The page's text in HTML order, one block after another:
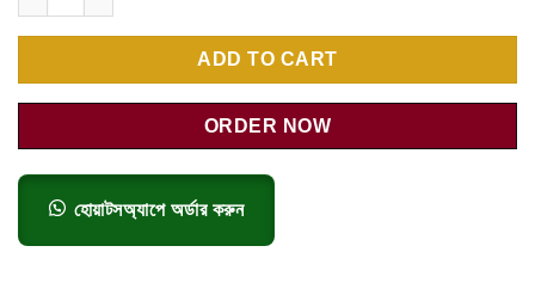
ADD TO CART
ORDER NOW
হোয়াটসঅ্যাপে অর্ডার করুন